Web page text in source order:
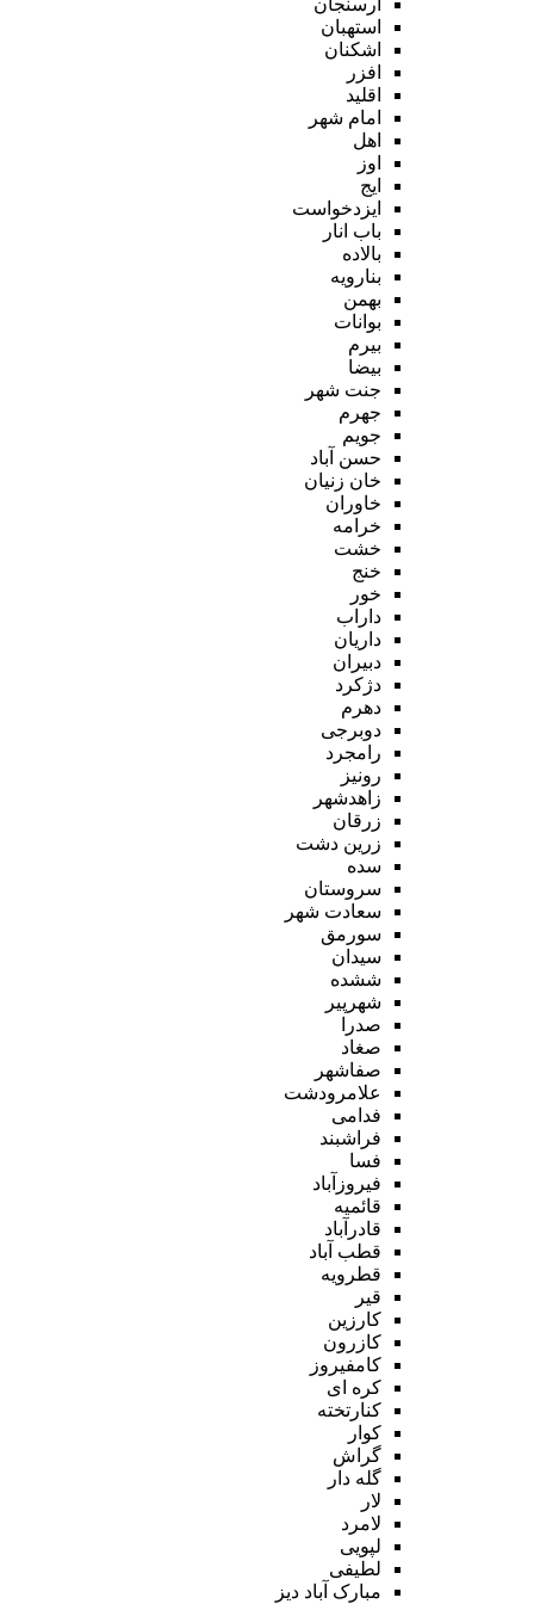
استهبان
اشکنان
افزر
اقلید
امام شهر
اهل
اوز
ایج
ایزدخواست
باب انار
بالاده
بنارویه
بهمن
بوانات
بیرم
بیضا
جنت شهر
جهرم
جویم
حسن آباد
خان زنیان
خاوران
خرامه
خشت
خنج
خور
داراب
داریان
دبیران
دژکرد
دهرم
دوبرجی
رامجرد
رونیز
زاهدشهر
زرقان
زرین دشت
سده
سروستان
سعادت شهر
سورمق
سیدان
ششده
شهرپیر
صدرا
صغاد
صفاشهر
علامرودشت
فدامی
فراشبند
فسا
فیروزآباد
قائمیه
قادرآباد
قطب آباد
قطرویه
قیر
کارزین
کازرون
کامفیروز
کره ای
کنارتخته
کوار
گراش
گله دار
لار
لامرد
لپویی
لطیفی
مبارک آباد دیز